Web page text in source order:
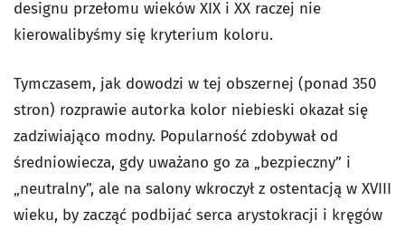
designu przełomu wieków XIX i XX raczej nie
kierowalibyśmy się kryterium koloru.
Tymczasem, jak dowodzi w tej obszernej (ponad 350
stron) rozprawie autorka kolor niebieski okazał się
zadziwiająco modny. Popularność zdobywał od
średniowiecza, gdy uważano go za „bezpieczny” i
„neutralny”, ale na salony wkroczył z ostentacją w XVIII
wieku, by zacząć podbijać serca arystokracji i kręgów